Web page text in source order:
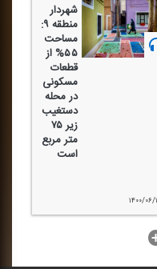
شهردار
منطقه ۹:
مساحت
۵۵% از
قطعات
مسكونی
در محله
دستغیب
زیر ۷۵
متر مربع
است
۰۶/۱۴